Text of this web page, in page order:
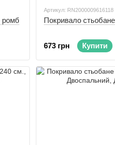
ромб
Артикул: RN2000009616118
Покривало
673 грн Купити